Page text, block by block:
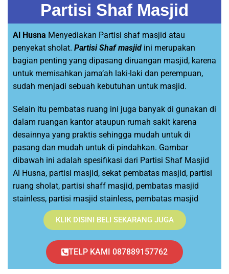
Partisi Shaf Masjid
Al Husna Menyediakan Partisi shaf masjid atau
penyekat sholat. Partisi Shaf masjid ini merupakan
bagian penting yang dipasang diruangan masjid, karena
untuk memisahkan jama’ah laki-laki dan perempuan,
sudah menjadi sebuah kebutuhan untuk masjid.
Selain itu pembatas ruang ini juga banyak di gunakan di
dalam ruangan kantor ataupun rumah sakit karena
desainnya yang praktis sehingga mudah untuk di
pasang dan mudah untuk di pindahkan. Gambar
dibawah ini adalah spesifikasi dari Partisi Shaf Masjid
Al Husna, partisi masjid, sekat pembatas masjid, partisi
ruang sholat, partisi shaff masjid, pembatas masjid
stainless, partisi masjid stainless, pembatas masjid
KLIK DISINI BELI SEKARANG JUGA
TELP KAMI 087889157762